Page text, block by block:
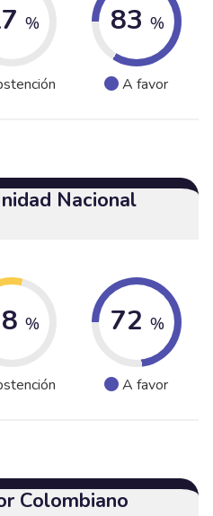
% 83 %
A favor
Nacional
% 72 %
A favor
Colombiano